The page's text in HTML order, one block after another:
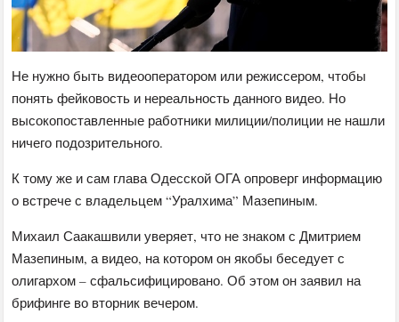
Не нужно быть видеооператором или режиссером, чтобы
понять фейковость и нереальность данного видео. Но
высокопоставленные работники милиции/полиции не нашли
ничего подозрительного.
К тому же и сам глава Одесской ОГА опроверг информацию
о встрече с владельцем “Уралхима” Мазепиным.
Михаил Саакашвили уверяет, что не знаком с Дмитрием
Мазепиным, а видео, на котором он якобы беседует с
олигархом – сфальсифицировано. Об этом он заявил на
брифинге во вторник вечером.